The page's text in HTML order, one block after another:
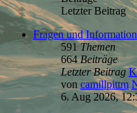
Letzter Beitrag
Fragen und
591Themen
664Beiträge
Letzter Beitrag
von camillpittm
6. Aug 2026,